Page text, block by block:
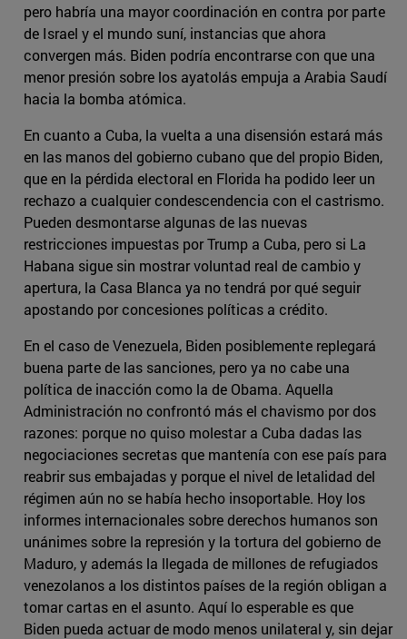
pero habría una mayor coordinación en contra por parte
de Israel y el mundo suní, instancias que ahora
convergen más. Biden podría encontrarse con que una
menor presión sobre los ayatolás empuja a Arabia Saudí
hacia la bomba atómica.
En cuanto a Cuba, la vuelta a una disensión estará más
en las manos del gobierno cubano que del propio Biden,
que en la pérdida electoral en Florida ha podido leer un
rechazo a cualquier condescendencia con el castrismo.
Pueden desmontarse algunas de las nuevas
restricciones impuestas por Trump a Cuba, pero si La
Habana sigue sin mostrar voluntad real de cambio y
apertura, la Casa Blanca ya no tendrá por qué seguir
apostando por concesiones políticas a crédito.
En el caso de Venezuela, Biden posiblemente replegará
buena parte de las sanciones, pero ya no cabe una
política de inacción como la de Obama. Aquella
Administración no confrontó más el chavismo por dos
razones: porque no quiso molestar a Cuba dadas las
negociaciones secretas que mantenía con ese país para
reabrir sus embajadas y porque el nivel de letalidad del
régimen aún no se había hecho insoportable. Hoy los
informes internacionales sobre derechos humanos son
unánimes sobre la represión y la tortura del gobierno de
Maduro, y además la llegada de millones de refugiados
venezolanos a los distintos países de la región obligan a
tomar cartas en el asunto. Aquí lo esperable es que
Biden pueda actuar de modo menos unilateral y, sin dejar